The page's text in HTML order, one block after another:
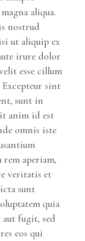
aliqua.
nostrud
ut aliquip ex
irure dolor
esse cillum
sint
sunt in
anim id est
omnis iste
aperiam,
veritatis et
sunt
quia
fugit, sed
eos qui